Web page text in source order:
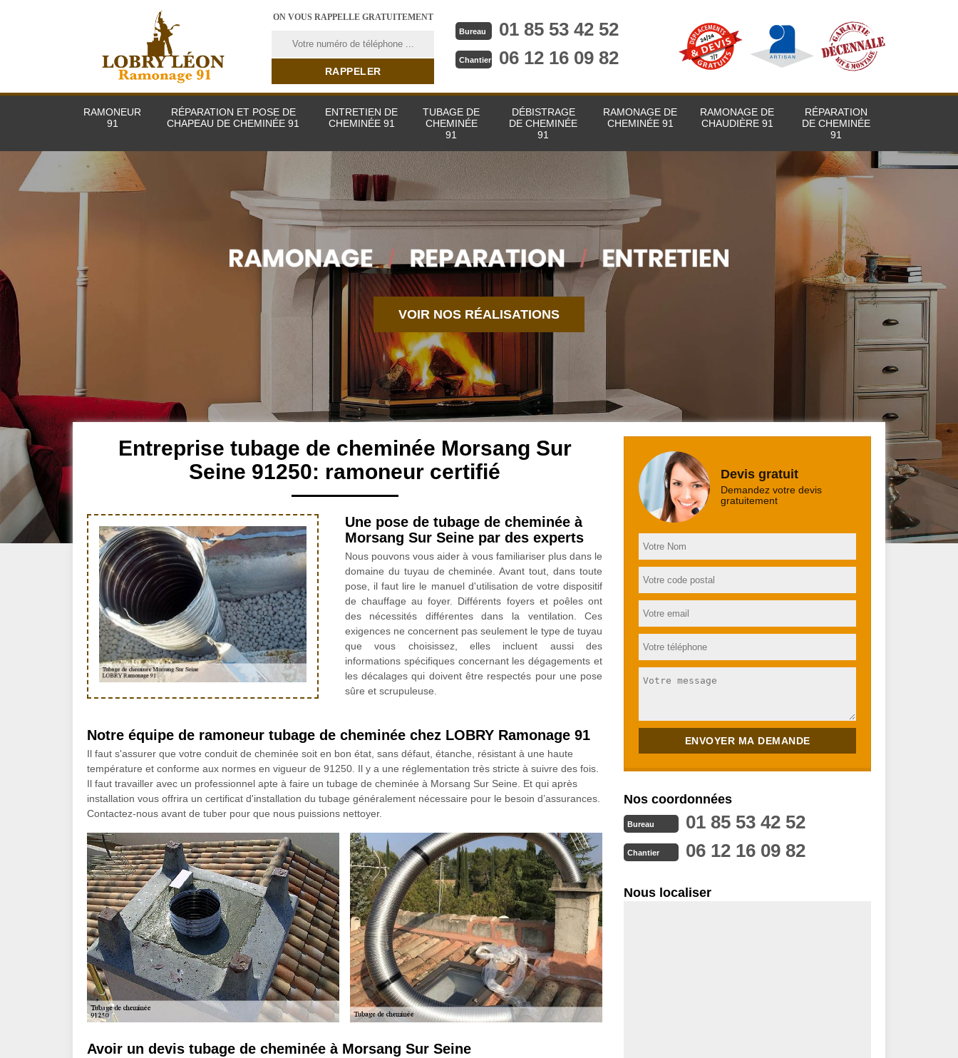
ON VOUS RAPPELLE GRATUITEMENT
Bureau 01 85 53 42 52
Chantier 06 12 16 09 82
RAMONEUR
91
RÉPARATION ET POSE DE
CHAPEAU DE CHEMINÉE 91
ENTRETIEN DE
CHEMINÉE 91
TUBAGE DE
CHEMINÉE
91
DÉBISTRAGE
DE CHEMINÉE
91
RAMONAGE DE
CHEMINÉE 91
RAMONAGE DE
CHAUDIÈRE 91
RÉPARATION
DE CHEMINÉE
91
VOIR NOS RÉALISATIONS
Entreprise tubage de cheminée Morsang Sur
Seine 91250: ramoneur certifié
Une pose de tubage de cheminée à
Morsang Sur Seine par des experts
Nous pouvons vous aider à vous familiariser plus dans le
domaine du tuyau de cheminée. Avant tout, dans toute
pose, il faut lire le manuel d'utilisation de votre dispositif
de chauffage au foyer. Différents foyers et poêles ont
des nécessités différentes dans la ventilation. Ces
exigences ne concernent pas seulement le type de tuyau
que vous choisissez, elles incluent aussi des
informations spécifiques concernant les dégagements et
les décalages qui doivent être respectés pour une pose
sûre et scrupuleuse.
Notre équipe de ramoneur tubage de cheminée chez LOBRY Ramonage 91
Il faut s'assurer que votre conduit de cheminée soit en bon état, sans défaut, étanche, résistant à une haute
température et conforme aux normes en vigueur de 91250. Il y a une réglementation très stricte à suivre des fois.
Il faut travailler avec un professionnel apte à faire un tubage de cheminée à Morsang Sur Seine. Et qui après
installation vous offrira un certificat d'installation du tubage généralement nécessaire pour le besoin d’assurances.
Contactez-nous avant de tuber pour que nous puissions nettoyer.
Avoir un devis tubage de cheminée à Morsang Sur Seine
Devis gratuit
Demandez votre devis
gratuitement
Nos coordonnées
Bureau 01 85 53 42 52
Chantier 06 12 16 09 82
Nous localiser